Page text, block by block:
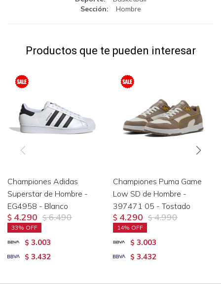
Sección
Hombre
Productos que te pueden interesar
Championes Adidas
Superstar de Hombre -
EG4958 - Blanco
$ 4.290 $ 6.490
33
$ 3.003
$ 3.432
Championes Puma Game
Low SD de Hombre -
397471 05 - Tostado
$ 4.290 $ 4.990
14
$ 3.003
$ 3.432